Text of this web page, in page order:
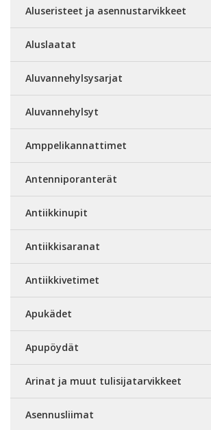
Aluseristeet ja asennustarvikkeet
Aluslaatat
Aluvannehylsysarjat
Aluvannehylsyt
Amppelikannattimet
Antenniporanterät
Antiikkinupit
Antiikkisaranat
Antiikkivetimet
Apukädet
Apupöydät
Arinat ja muut tulisijatarvikkeet
Asennusliimat